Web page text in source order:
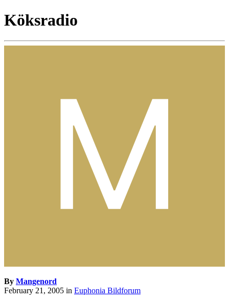
Köksradio
By Mangenord
February 21, 2005 in Euphonia Bildforum